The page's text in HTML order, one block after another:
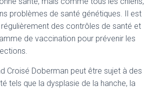
problèmes de santé génétiques. Il est
des contrôles de santé et
de vaccination pour prévenir les
Croisé Doberman peut être sujet à des
tels que la dysplasie de la hanche, la